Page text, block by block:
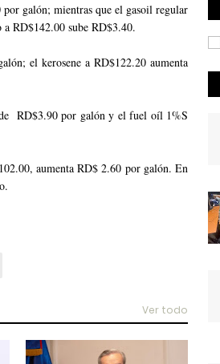
galón; mientras que el gasoil regular
RD$142.00 sube RD$3.40.
el kerosene a RD$122.20 aumenta
RD$3.90 por galón y el fuel oíl 1%S
aumenta RD$ 2.60 por galón. En
Ver todo